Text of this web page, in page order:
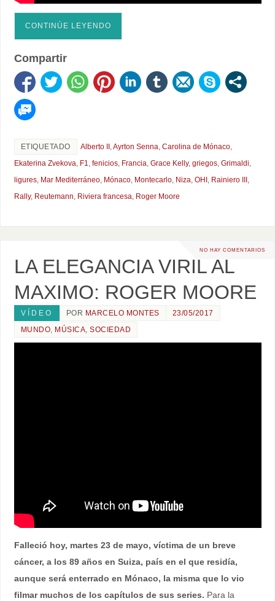
CONTINÚE LEYENDO
Compartir
ETIQUETADO Alberto II ,Ayrton Senna, Carolina de Mónaco,
Ekaterina Zvekova, F1, fenicios, Francia, Grace Kelly, griegos, Grimaldi,
ligures, Mar Mediterráneo, Mónaco, Montecarlo, Niza, OHI , Rainiero III
,
Rally, Reutemann, Riviera francesa, Roger Moore
NO HAY COMENTARIOS
LA ELEGANCIA VIRIL AL
MAXIMO: ROGER MOORE
VÍDEO POR MARCELO MONTES
23/05/2017
MUNDO, MÚSICA,SOCIEDAD
Falleció hoy, martes 23 de mayo, víctima de un breve
cáncer, a los 89 años en Suiza, país en el que residía,
aunque será enterrado en Mónaco, la misma que lo vio
filmar muchos de los capítulos de sus series. Para la